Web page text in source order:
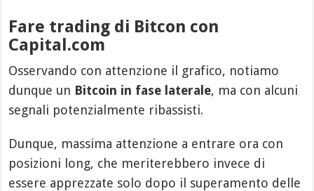
Fare trading di Bitcon con
Capital.com
Osservando con attenzione il grafico, notiamo
dunque un Bitcoin in fase laterale, ma con alcuni
segnali potenzialmente ribassisti.
Dunque, massima attenzione a entrare ora con
posizioni long, che meriterebbero invece di
essere apprezzate solo dopo il superamento delle